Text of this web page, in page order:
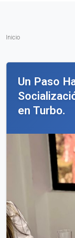
Inicio
Un Paso
en Turbo.